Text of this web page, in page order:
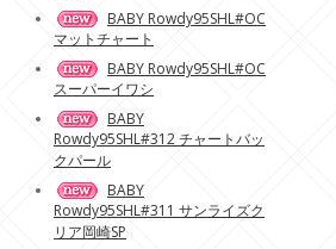
BABY Rowdy95SHL#OC
マットチャート
BABY Rowdy95SHL#OC
スーパーイワシ
BABY
Rowdy95SHL#312 チャートバッ
クパール
BABY
Rowdy95SHL#311 サンライズク
リア岡崎SP